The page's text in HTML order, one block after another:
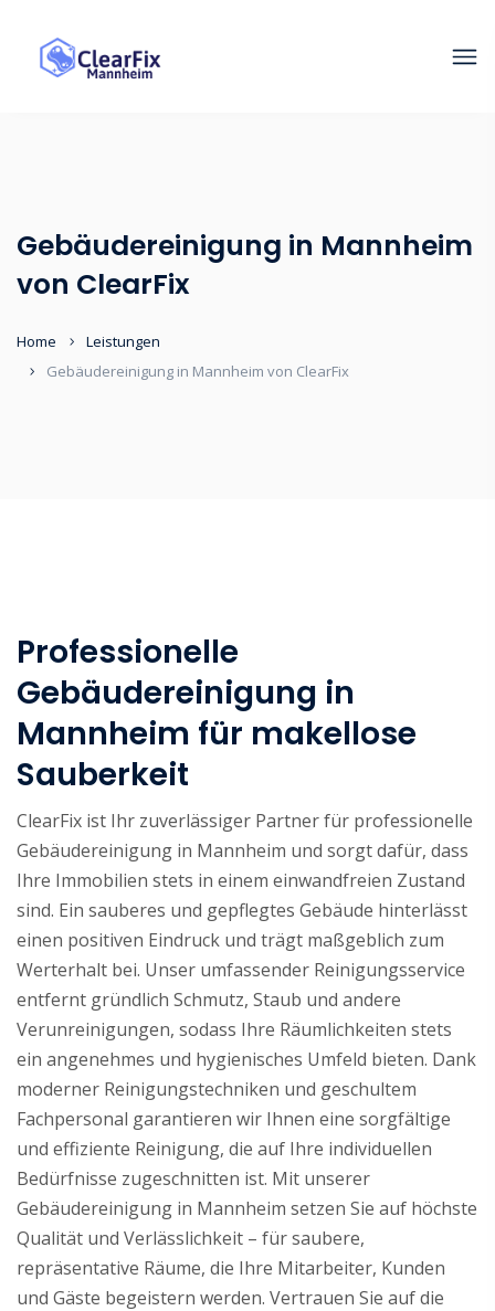
Gebäudereinigung in Mannheim
von ClearFix
Home
Leistungen
Gebäudereinigung in Mannheim von ClearFix
Professionelle
Gebäudereinigung in
Mannheim für makellose
Sauberkeit
ClearFix ist Ihr zuverlässiger Partner für professionelle
Gebäudereinigung in Mannheim und sorgt dafür, dass
Ihre Immobilien stets in einem einwandfreien Zustand
sind. Ein sauberes und gepflegtes Gebäude hinterlässt
einen positiven Eindruck und trägt maßgeblich zum
Werterhalt bei. Unser umfassender Reinigungsservice
entfernt gründlich Schmutz, Staub und andere
Verunreinigungen, sodass Ihre Räumlichkeiten stets
ein angenehmes und hygienisches Umfeld bieten. Dank
moderner Reinigungstechniken und geschultem
Fachpersonal garantieren wir Ihnen eine sorgfältige
und effiziente Reinigung, die auf Ihre individuellen
Bedürfnisse zugeschnitten ist. Mit unserer
Gebäudereinigung in Mannheim setzen Sie auf höchste
Qualität und Verlässlichkeit – für saubere,
repräsentative Räume, die Ihre Mitarbeiter, Kunden
und Gäste begeistern werden. Vertrauen Sie auf die